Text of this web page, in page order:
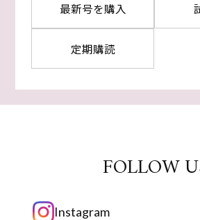
最新号を購入
定期購読
FOLLOW
Instagram